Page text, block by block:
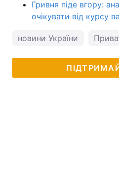
Гривня піде вгору:
очікувати від курсу
новини України